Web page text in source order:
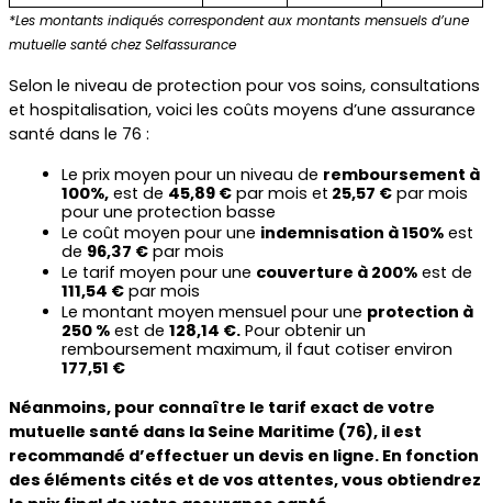
*Les montants indiqués correspondent aux montants mensuels d’une
mutuelle santé chez Selfassurance
Selon le niveau de protection pour vos soins, consultations
et hospitalisation, voici les coûts moyens d’une assurance
santé dans le 76 :
Le prix moyen pour un niveau de remboursement à
100%, est de 45,89 € par mois et 25,57 € par mois
pour une protection basse
Le coût moyen pour une indemnisation à 150% est
de 96,37 € par mois
Le tarif moyen pour une couverture à 200%
111,54 € par mois
Le montant moyen mensuel pour une protection à
250 % est de 128,14 €. Pour obtenir un
177,51 €
Néanmoins, pour connaître le tarif exact de votre
mutuelle santé dans la Seine Maritime (76), il est
recommandé d’effectuer un devis en ligne. En fonction
des éléments cités et de vos attentes, vous obtiendrez